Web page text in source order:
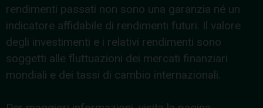
rendimenti passati non sono una garanzia né un
indicatore affidabile di rendimenti futuri. Il valore
degli investimenti e i relativi rendimenti sono
soggetti alle fluttuazioni dei mercati finanziari
mondiali e dei tassi di cambio internazionali.